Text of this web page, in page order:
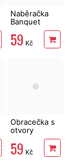
Naběračka
Banquet
Akcent Black
29 cm
59 Kč
Obracečka s
otvory
Akcent Black
33 cm
59 Kč